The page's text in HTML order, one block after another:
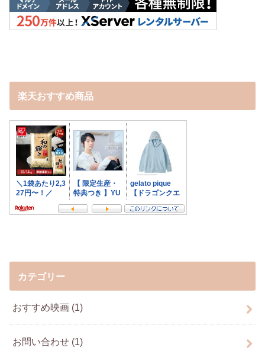
楽天おすすめ商品
カテゴリー
おすすめ映画 (1)
お問い合わせ (1)